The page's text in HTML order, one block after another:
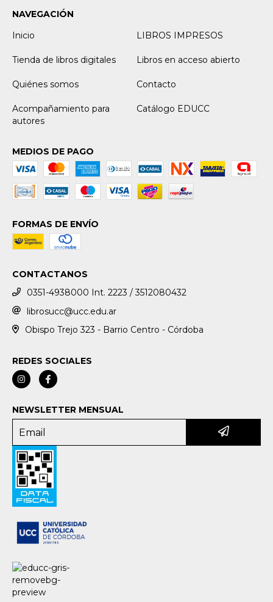
NAVEGACIÓN
Inicio
LIBROS IMPRESOS
Tienda de libros digitales Libros en acceso abierto
Quiénes somos Contacto
Acompañamiento para
autores
Catálogo EDUCC
MEDIOS DE PAGO
FORMAS DE ENVÍO
CONTACTANOS
0351-4938000 Int. 2223 / 3512080432
librosucc@ucc.edu.ar
Obispo Trejo 323 - Barrio Centro - Córdoba
REDES SOCIALES
NEWSLETTER MENSUAL